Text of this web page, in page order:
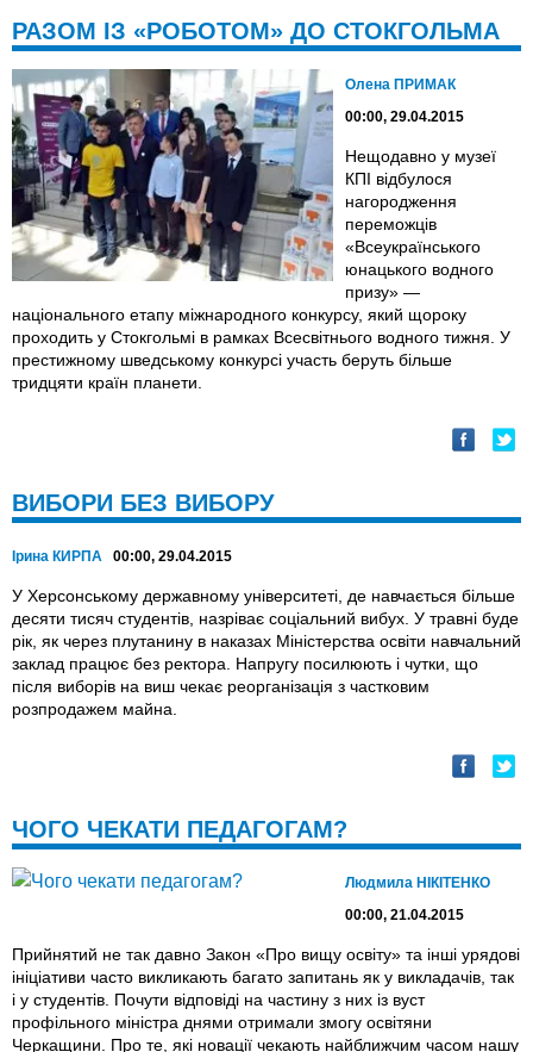
РАЗОМ ІЗ «РОБОТОМ» ДО СТОКГОЛЬМА
Олена ПРИМАК
00:00, 29.04.2015
Нещодавно у музеї
КПІ відбулося
нагородження
переможців
«Всеукраїнського
юнацького водного
призу» —
національного етапу міжнародного конкурсу, який щороку
проходить у Стокгольмі в рамках Всесвітнього водного тижня. У
престижному шведському конкурсі участь беруть більше
тридцяти країн планети.
ВИБОРИ БЕЗ ВИБОРУ
Ірина КИРПА 00:00, 29.04.2015
У Херсонському державному університеті, де навчається більше
десяти тисяч студентів, назріває соціальний вибух. У травні буде
рік, як через плутанину в наказах Міністерства освіти навчальний
заклад працює без ректора. Напругу посилюють і чутки, що
після виборів на виш чекає реорганізація з частковим
розпродажем майна.
ЧОГО ЧЕКАТИ ПЕДАГОГАМ?
Людмила НІКІТЕНКО
00:00, 21.04.2015
Прийнятий не так давно Закон «Про вищу освіту» та інші урядові
ініціативи часто викликають багато запитань як у викладачів, так
і у студентів. Почути відповіді на частину з них iз вуст
профільного міністра днями отримали змогу освітяни
Черкащини. Про те, які новації чекають найближчим часом нашу